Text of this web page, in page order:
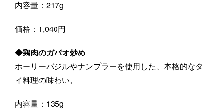
内容量：217g
価格：1,040円
◆鶏肉のガパオ炒め
ホーリーバジルやナンプラーを使用した、本格的なタ
イ料理の味わい。
内容量：135g